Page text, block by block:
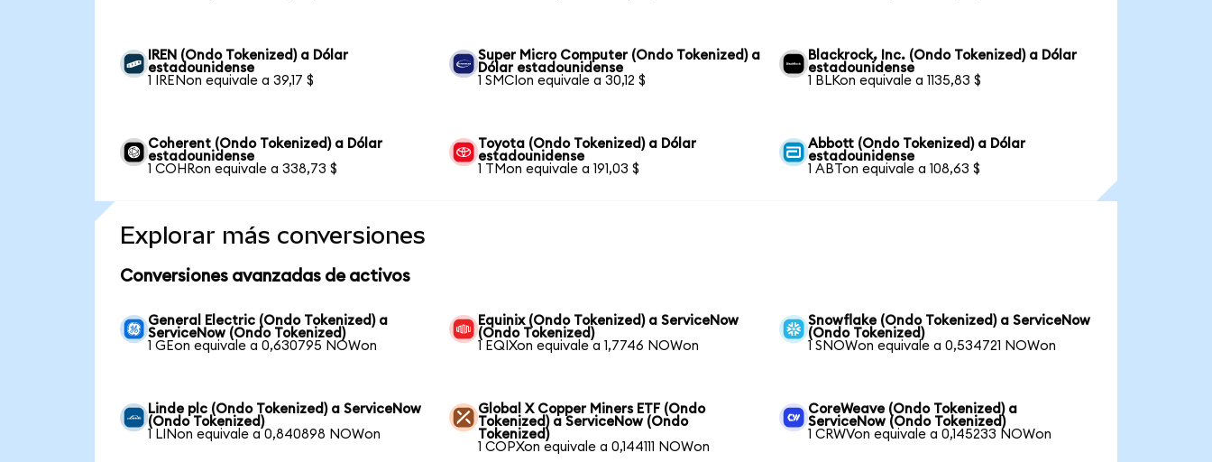
IREN (Ondo Tokenized) a Dólar
estadounidense
1 IRENon equivale a 39,17 $
Super Micro Computer (Ondo Tokenized) a
Dólar estadounidense
1 SMCIon equivale a 30,12 $
Blackrock, Inc. (Ondo Tokenized) a Dólar
estadounidense
1 BLKon equivale a 1135,83 $
Coherent (Ondo Tokenized) a Dólar
estadounidense
1 COHRon equivale a 338,73 $
Toyota (Ondo Tokenized) a Dólar
estadounidense
1 TMon equivale a 191,03 $
Abbott (Ondo Tokenized) a Dólar
estadounidense
1 ABTon equivale a 108,63 $
Explorar más conversiones
Conversiones avanzadas de activos
General Electric (Ondo Tokenized) a
ServiceNow (Ondo Tokenized)
1 GEon equivale a 0,630795 NOWon
Equinix (Ondo Tokenized) a ServiceNow
(Ondo Tokenized)
1 EQIXon equivale a 1,7746 NOWon
Snowflake (Ondo Tokenized) a ServiceNow
(Ondo Tokenized)
1 SNOWon equivale a 0,534721 NOWon
Linde plc (Ondo Tokenized) a ServiceNow
(Ondo Tokenized)
1 LINon equivale a 0,840898 NOWon
Global X Copper Miners ETF (Ondo
Tokenized) a ServiceNow (Ondo
Tokenized)
1 COPXon equivale a 0,144111 NOWon
CoreWeave (Ondo Tokenized) a
ServiceNow (Ondo Tokenized)
1 CRWVon equivale a 0,145233 NOWon